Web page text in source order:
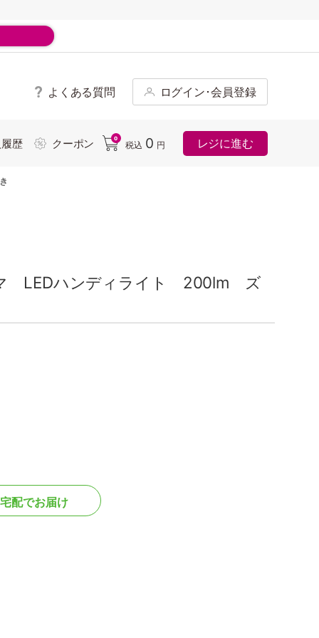
よくある質問 ログイン･会員登録
歴 クーポン 0
税込 0 円 レジに進む
マ LEDハンディライト 200lm ズ
宅配でお届け